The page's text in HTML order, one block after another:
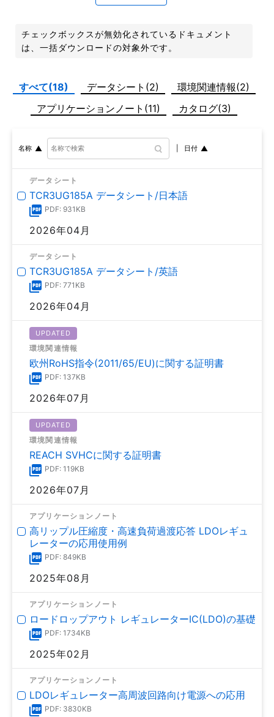
チェックボックスが無効化されているドキュメント
は、一括ダウンロードの対象外です。
すべて(18) データシート(2)
環境関連情報(2)
アプリケーションノート(11)
カタログ(3)
名称 日付
データシート
TCR3UG185A データシート/日本語
PDF: 931KB
2026年04月
データシート
TCR3UG185A データシート/英語
PDF: 771KB
2026年04月
UPDATED
環境関連情報
欧州RoHS指令(2011/65/EU)に関する証明書
PDF: 137KB
2026年07月
UPDATED
環境関連情報
REACH SVHCに関する証明書
PDF: 119KB
2026年07月
アプリケーションノート
高リップル圧縮度・高速負荷過渡応答 LDOレギュ
レーターの応用使用例
PDF: 849KB
2025年08月
アプリケーションノート
ロードロップアウト レギュレーターIC(LDO)の基礎
PDF: 1734KB
2025年02月
アプリケーションノート
LDOレギュレーター高周波回路向け電源への応用
PDF: 3830KB